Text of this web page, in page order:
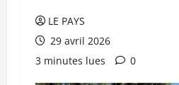
LE PAYS
29 avril 2026
3 minutes lues
0